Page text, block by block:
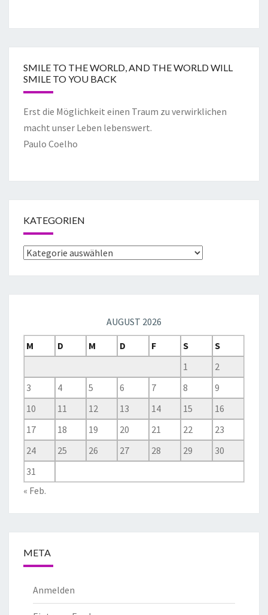
SMILE TO THE WORLD, AND THE WORLD WILL
SMILE TO YOU BACK
Erst die Möglichkeit einen Traum zu verwirklichen
macht unser Leben lebenswert.
Paulo Coelho
KATEGORIEN
AUGUST 2026
M
D M D F S
S
1
2
3
4 5 6 7 8
9
10
11 12 13 14 15
16
17
18 19 20 21 22
23
24
25 26 27 28 29
30
31
« Feb.
META
Anmelden